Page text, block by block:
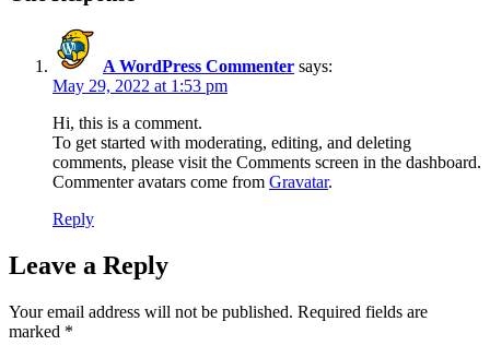
A WordPress Commenter says:
May 29, 2022 at 1:53 pm
Hi, this is a comment.
To get started with moderating, editing, and deleting
comments, please visit the Comments screen in the dashboard.
Commenter avatars come from Gravatar.
Reply
Leave a Reply
Your email address will not be published. Required fields are
marked *